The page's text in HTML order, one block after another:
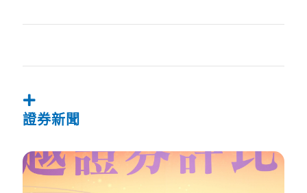
證券新聞